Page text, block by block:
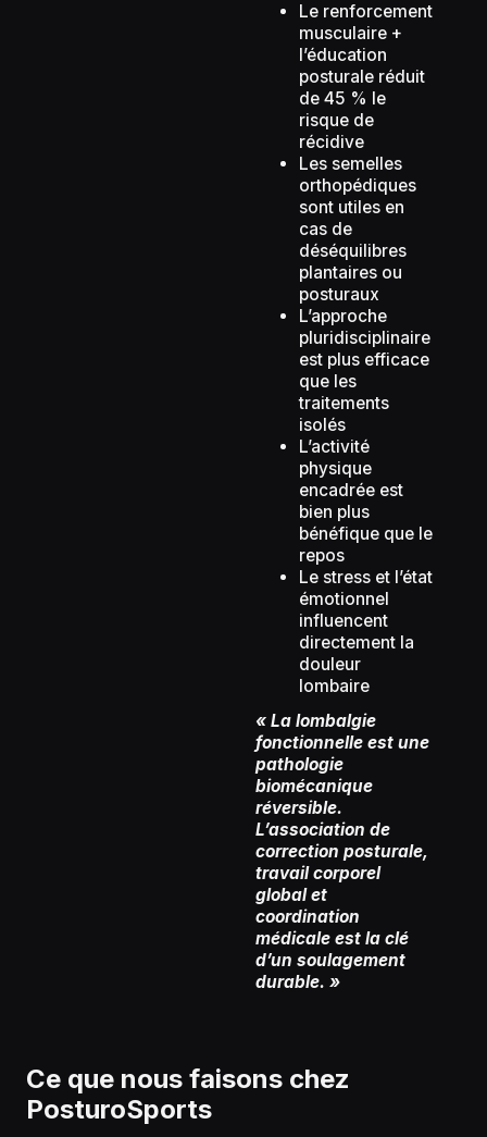
Le renforcement
musculaire +
l’éducation
posturale réduit
de 45 % le
risque de
récidive
Les semelles
orthopédiques
sont utiles en
cas de
déséquilibres
plantaires ou
posturaux
L’approche
pluridisciplinaire
est plus efficace
que les
traitements
isolés
L’activité
physique
encadrée est
bien plus
bénéfique que le
repos
Le stress et l’état
émotionnel
influencent
directement la
douleur
lombaire
« La lombalgie
fonctionnelle est une
pathologie
biomécanique
réversible.
L’association de
correction posturale,
travail corporel
global et
coordination
médicale est la clé
d’un soulagement
durable. »
Ce que nous faisons chez
PosturoSports